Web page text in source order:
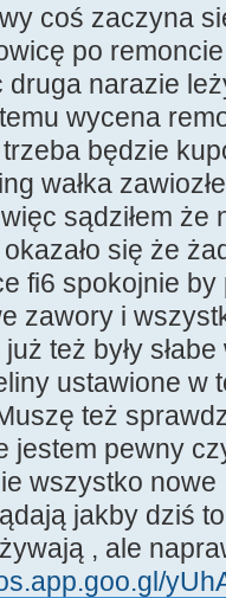
coś zaczyna
po
druga narazie
wycena
będzie
wałka
sądziłem
się że
fi6 spokojnie by
zawory i
też były
ustawione w
też
jestem pewny
wszystko nowe
jakby dziś
, ale